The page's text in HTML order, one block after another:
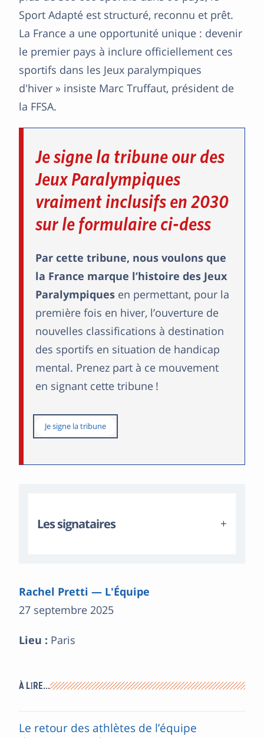
Sport Adapté est structuré, reconnu et prêt.
La France a une opportunité unique : devenir
le premier pays à inclure officiellement ces
sportifs dans les Jeux paralympiques
d'hiver » insiste Marc Truffaut, président de
la FFSA.
Je signe la tribune our des
Jeux Paralympiques
vraiment inclusifs en 2030
sur le formulaire ci-dess
Par cette tribune, nous voulons que
la France marque l’histoire des Jeux
Paralympiques en permettant, pour la
première fois en hiver, l’ouverture de
nouvelles classifications à destination
des sportifs en situation de handicap
mental. Prenez part à ce mouvement
en signant cette tribune !
Je signe la tribune
Les signataires
Rachel Pretti — L'Équipe
27 septembre 2025
Lieu : Paris
À LIRE…
Le retour des athlètes de l’équipe